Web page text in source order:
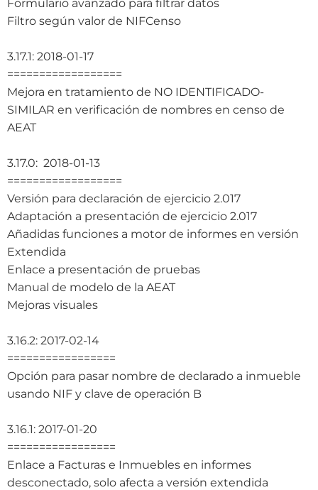
Formulario avanzado para filtrar datos
Filtro según valor de NIFCenso
3.17.1: 2018-01-17
==================
Mejora en tratamiento de NO IDENTIFICADO-
SIMILAR en verificación de nombres en censo de
AEAT
3.17.0: 2018-01-13
==================
Versión para declaración de ejercicio 2.017
Adaptación a presentación de ejercicio 2.017
Añadidas funciones a motor de informes en versión
Extendida
Enlace a presentación de pruebas
Manual de modelo de la AEAT
Mejoras visuales
3.16.2: 2017-02-14
=================
Opción para pasar nombre de declarado a inmueble
usando NIF y clave de operación B
3.16.1: 2017-01-20
=================
Enlace a Facturas e Inmuebles en informes
desconectado, solo afecta a versión extendida